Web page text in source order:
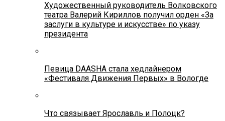
Художественный руководитель Волковского
театра Валерий Кириллов получил орден «За
заслуги в культуре и искусстве» по указу
президента
Певица DAASHA стала хедлайнером
«Фестиваля Движения Первых» в Вологде
Что связывает Ярославль и Полоцк?